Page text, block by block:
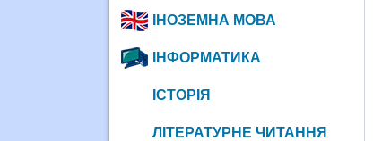
ІНОЗЕМНА МОВА
ІНФОРМАТИКА
ІСТОРІЯ
ЛІТЕРАТУРНЕ ЧИТАННЯ